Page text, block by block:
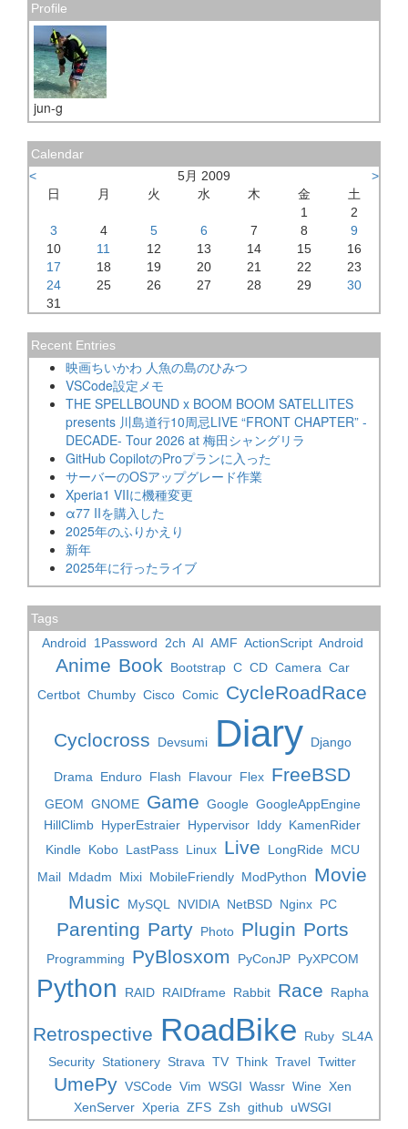
Profile
jun-g
Calendar
<
5月 2009
>
日
月 火 水 木 金
土
1
2
3
4 5 6 7 8
9
10
11 12 13 14 15
16
17
18 19 20 21 22
23
24
25 26 27 28 29
30
31
Recent Entries
映画ちいかわ 人魚の島のひみつ
VSCode設定メモ
THE SPELLBOUND x BOOM BOOM SATELLITES
presents 川島道行10周忌LIVE “FRONT CHAPTER” -
DECADE- Tour 2026 at 梅田シャングリラ
GitHub CopilotのProプランに入った
サーバーのOSアップグレード作業
Xperia1 VIIに機種変更
α77 IIを購入した
2025年のふりかえり
新年
2025年に行ったライブ
Tags
Android
1Password 2ch AI AMF ActionScript Android
Anime Book Bootstrap C CD Camera Car
Certbot Chumby Cisco Comic CycleRoadRace
Cyclocross Devsumi Diary Django
Drama Enduro Flash Flavour Flex FreeBSD
GEOM GNOME Game Google GoogleAppEngine
HillClimb HyperEstraier Hypervisor Iddy KamenRider
Kindle Kobo LastPass Linux Live LongRide MCU
Mail Mdadm Mixi MobileFriendly ModPython
Movie
Music
MySQL NVIDIA NetBSD Nginx PC
Parenting Party Photo Plugin Ports
Programming PyBlosxom PyConJP PyXPCOM
Python RAID RAIDframe Rabbit Race Rapha
Retrospective RoadBike Ruby SL4A
Security Stationery Strava TV Think Travel Twitter
UmePy VSCode Vim WSGI Wassr Wine Xen
XenServer Xperia ZFS Zsh github uWSGI